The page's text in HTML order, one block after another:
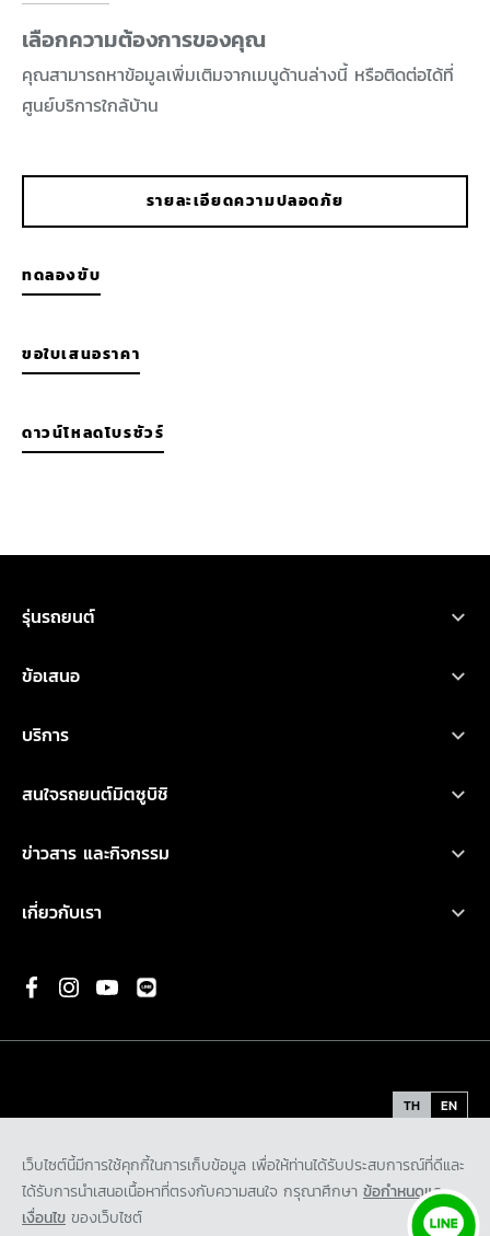
เลือกความต้องการของคุณ
คุณสามารถหาข้อมูลเพิ่มเติมจากเมนูด้านล่างนี้ หรือติดต่อได้ที่
ศูนย์บริการใกล้บ้าน
รายละเอียดความปลอดภัย
ทดลองขับ
ขอใบเสนอราคา
ดาวน์โหลดโบรชัวร์
เว็บไซต์นี้มีการใช้คุกกี้ในการเก็บข้อมูล เพื่อให้ท่านได้รับประสบการณ์ที่ดีและ
ได้รับการนำเสนอเนื้อหาที่ตรงกับความสนใจ กรุณาศึกษา ข้อกำหนดและ
เงื่อนไข ของเว็บไซต์
รุ่นรถยนต์
ไทรทัน
เอ็กซ์แพนเดอร์ เอชอีวี ใหม่
แอททราจ
ข้อเสนอ
อุปกรณ์ตกแต่ง
คำนวณค่าใช้จ่ายเบื้องต้น
บริการ
น้ำมันเครื่องและเคมีภัณฑ์
ตรวจสอบ/ปรับปรุงคุณภาพ
สนใจรถยนต์มิตซูบิชิ
ดาวน์โหลดโบรชัวร์
ข่าวสาร และกิจกรรม
ข่าวสารล่าสุด
กิจกรรมเพื่อสังคม และ มูลนิธิ มิตซูบิชิ มอเตอร์ส ประเทศไทย
เกี่ยวกับเรา
พันธกิจ
ความเป็นมาของมิตซูบิชิ
รถต้นแบบ
ติดต่อเรา
ร่วมงานกับเรา
TH EN
ข้อกำหนดและเงื่อนไข
นโยบายคุ้มครองข้อมูลส่วนบุคคล
นโยบายคุ้มครองข้อมูลส่วนบุคคลสำหรับกล้องโทรทัศน์วงจรปิด
นโยบายคุ้มครองข้อมูลส่วนบุคคลสำหรับพันธมิตรทางธุรกิจ